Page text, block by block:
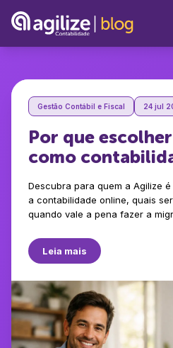
Gestão Contábil e Fiscal 24 jul
Por que
como
Descubra para quem a Agilize
a contabilidade online, quais
quando vale a pena fazer a
Leia mais